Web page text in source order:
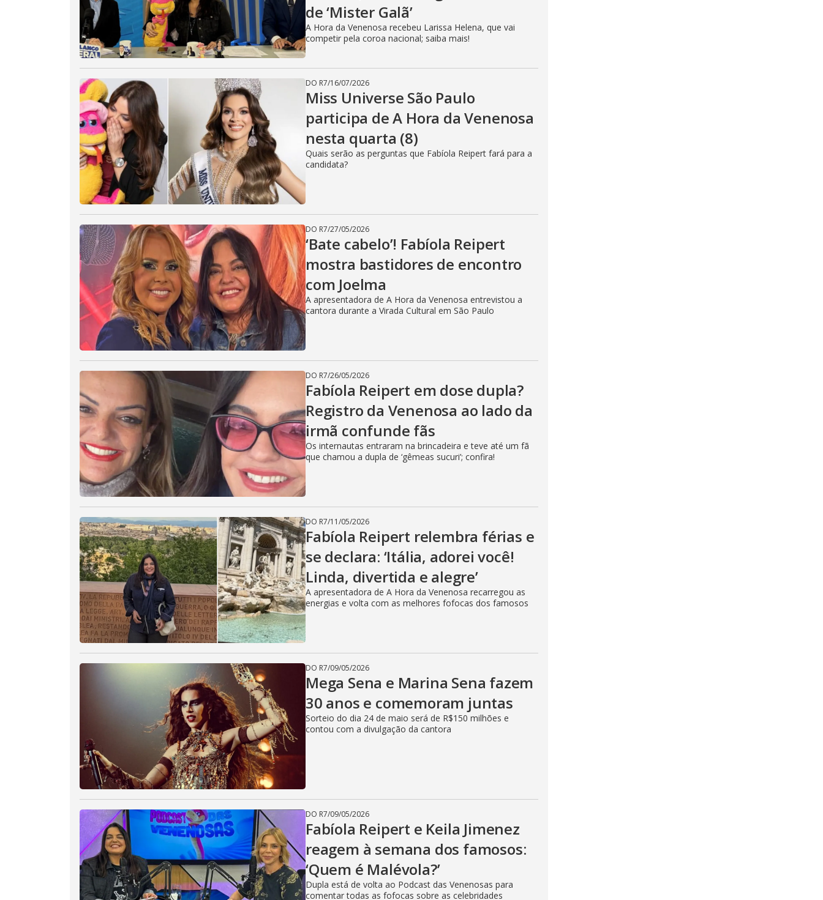
i
d
e
o
de ‘Mister Galã’
A Hora da Venenosa recebeu Larissa Helena, que vai
competir pela coroa nacional; saiba mais!
DO R7/16/07/2026
Miss Universe São Paulo
participa de A Hora da Venenosa
nesta quarta (8)
Quais serão as perguntas que Fabíola Reipert fará para a
candidata?
DO R7/27/05/2026
‘Bate cabelo’! Fabíola Reipert
mostra bastidores de encontro
com Joelma
A apresentadora de A Hora da Venenosa entrevistou a
cantora durante a Virada Cultural em São Paulo
DO R7/26/05/2026
Fabíola Reipert em dose dupla?
Registro da Venenosa ao lado da
irmã confunde fãs
Os internautas entraram na brincadeira e teve até um fã
que chamou a dupla de ‘gêmeas sucuri’; confira!
DO R7/11/05/2026
Fabíola Reipert relembra férias e
se declara: ‘Itália, adorei você!
Linda, divertida e alegre’
A apresentadora de A Hora da Venenosa recarregou as
energias e volta com as melhores fofocas dos famosos
DO R7/09/05/2026
Mega Sena e Marina Sena fazem
30 anos e comemoram juntas
Sorteio do dia 24 de maio será de R$150 milhões e
contou com a divulgação da cantora
DO R7/09/05/2026
Fabíola Reipert e Keila Jimenez
reagem à semana dos famosos:
‘Quem é Malévola?’
Dupla está de volta ao Podcast das Venenosas para
comentar todas as fofocas sobre as celebridades